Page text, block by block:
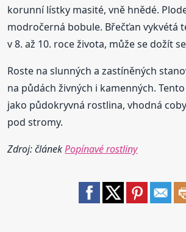
korunní lístky masité, vně hnědé.
modročerná bobule. Břečťan vykvétá
v 8. až 10. roce života, může se dožít
Roste na slunných a zastíněných
na půdách živných i kamenných.
jako půdokryvná rostlina, vhodná
pod stromy.
Zdroj: článekPopínavé rostliny